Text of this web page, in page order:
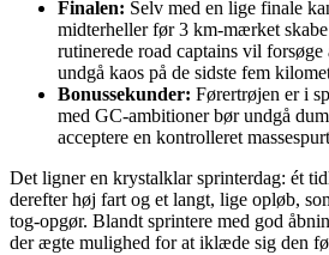
Finalen: Selv med en lige finale
midterheller før 3 km-mærket
rutinerede road captains vil
undgå kaos på de sidste fem
Bonussekunder: Førertrøjen er i
med GC-ambitioner bør undgå
acceptere en kontrolleret
Det ligner en krystalklar sprinterdag: ét
derefter høj fart og et langt, lige opløb,
tog-opgør. Blandt sprintere med god
der ægte mulighed for at iklæde sig den